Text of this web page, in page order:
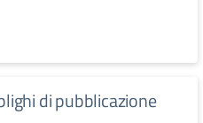
di pubblicazione